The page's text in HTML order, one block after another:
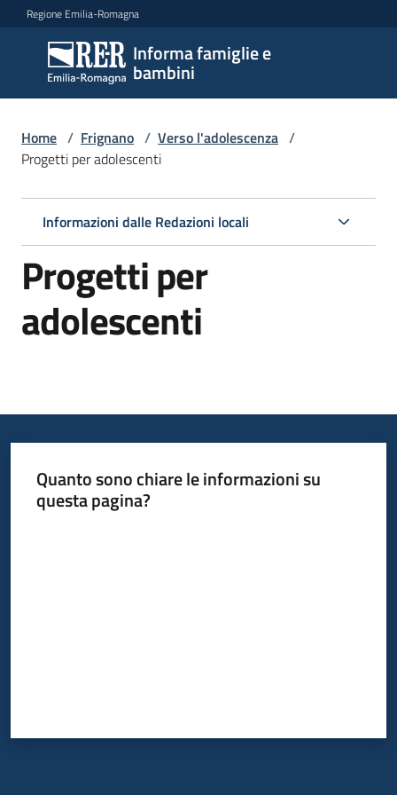
Vai al contenuto
Vai alla navigazione
Vai al footer
Regione Emilia-Romagna
Informa famiglie e
bambini
Informa
famiglie
e
bambini
Argomenti
Servizi
Centri
locali
Home / Frignano / Verso l'adolescenza /
Progetti per adolescenti
Informazioni dalle Redazioni locali
Progetti per
adolescenti
Quanto sono chiare le informazioni su
questa pagina?